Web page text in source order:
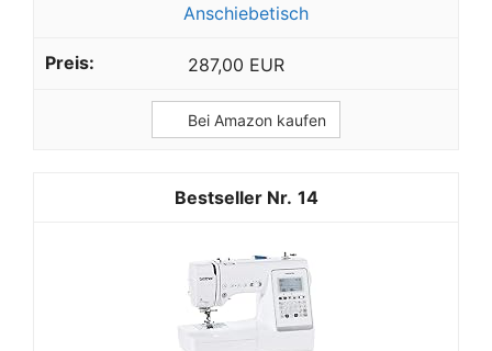
Anschiebetisch
287,00 EUR
Bei Amazon kaufen
14